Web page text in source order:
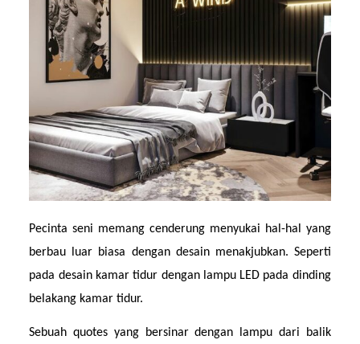
Pecinta seni memang cenderung menyukai hal-hal yang
berbau luar biasa dengan desain menakjubkan. Seperti
pada desain kamar tidur dengan lampu LED pada dinding
belakang kamar tidur.
Sebuah quotes yang bersinar dengan lampu dari balik